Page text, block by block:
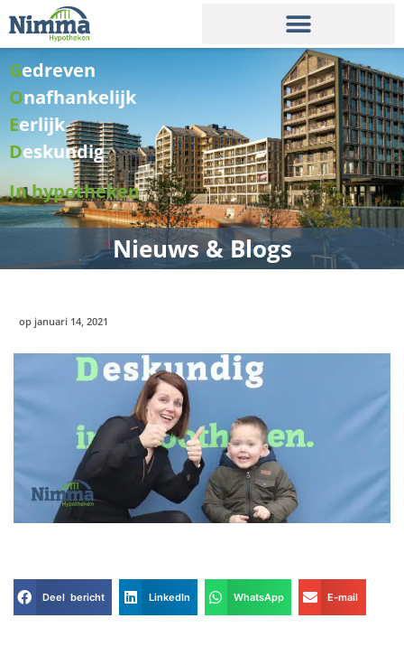
Gedreven
Onafhankelijk
Eerlijk
Deskundig
In hypotheken
Nieuws & Blogs
op januari 14, 2021
Deel bericht LinkedIn WhatsApp E-mail